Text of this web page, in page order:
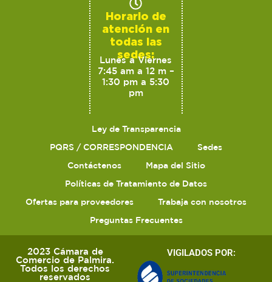
Horario de
atención en
todas las
sedes:
Lunes a Viernes
7:45 am a 12 m –
1:30 pm a 5:30
pm
Ley de Transparencia
PQRS / CORRESPONDENCIA
Sedes
Contáctenos
Mapa del Sitio
Políticas de Tratamiento de Datos
Ofertas para proveedores
Trabaja con nosotros
Preguntas Frecuentes
2023 Cámara de
Comercio de Palmira.
Todos los derechos
reservados
VIGILADOS POR: